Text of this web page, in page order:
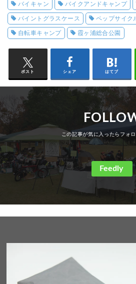
バイキャン バイクアンドキャンプ
パイントグラスケース ペップサイク
自転車キャンプ 霞ヶ浦総合公園
ポスト シェア はてブ
Feedly